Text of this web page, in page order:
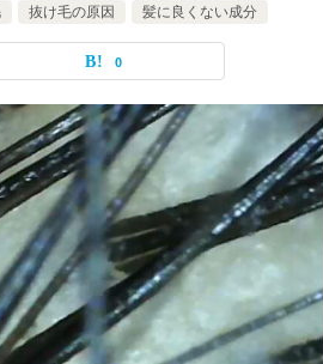
抜け毛の原因 髪に良くない成分
0